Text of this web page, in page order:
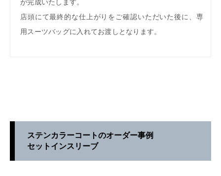
が完成いたします。
店頭にて最終的な仕上がりをご確認いただいた後に、専
用スーツバッグに入れてお渡しとなります。
ステンカラーコートのオーダー事例
セットインスリーブ